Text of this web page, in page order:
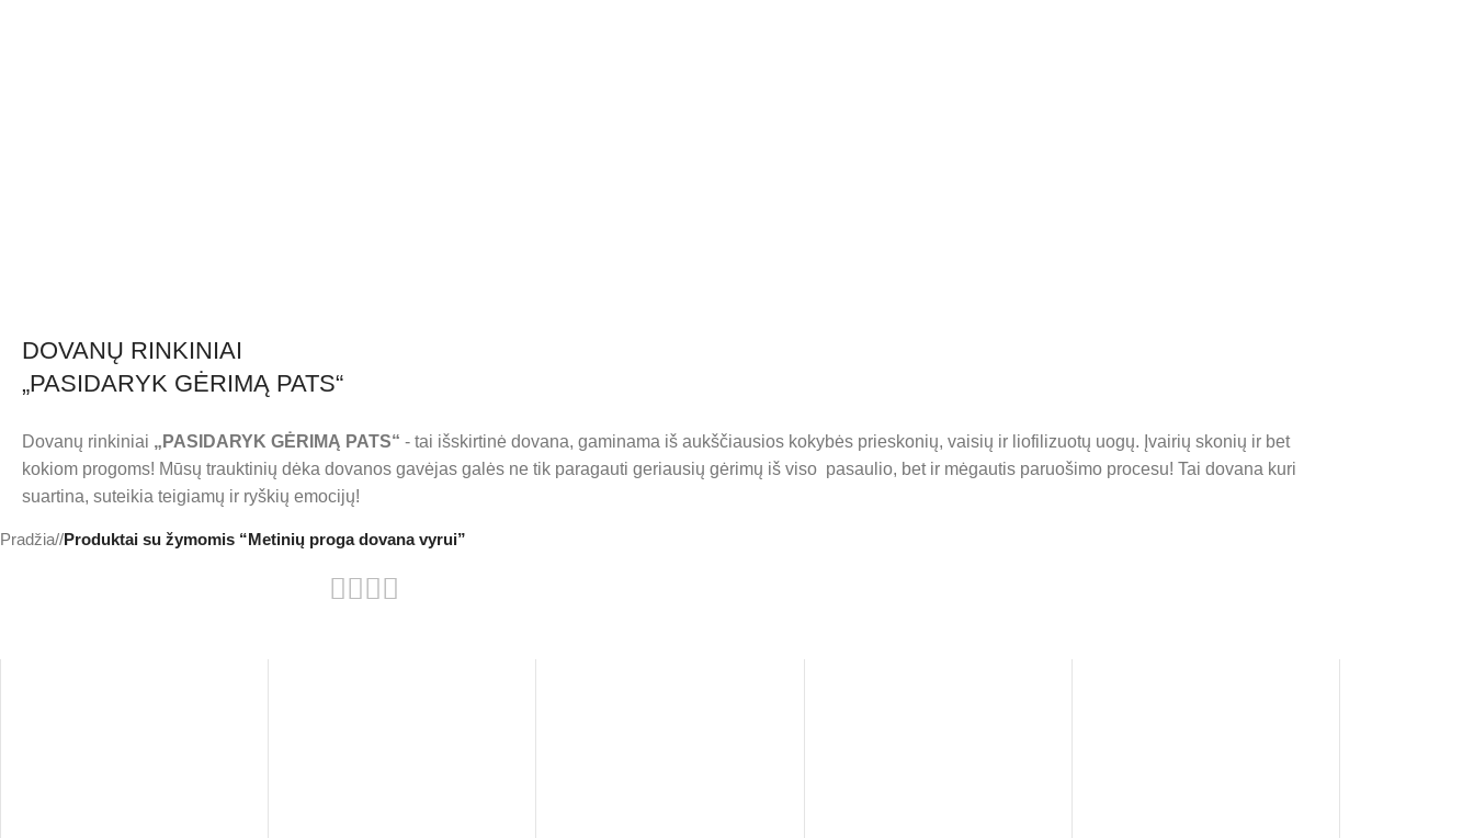
DOVANŲ RINKINIAI
„PASIDARYK GĖRIMĄ PATS“
Dovanų rinkiniai „PASIDARYK GĖRIMĄ PATS“ - tai išskirtinė dovana, gaminama iš aukščiausios kokybės prieskonių, vaisių ir liofilizuotų uogų. Įvairių skonių ir bet
kokiom progoms! Mūsų trauktinių dėka dovanos gavėjas galės ne tik paragauti geriausių gėrimų iš viso pasaulio, bet ir mėgautis paruošimo procesu! Tai dovana kuri
suartina, suteikia teigiamų ir ryškių emocijų!
Pradžia/ Produktai su žymomis “Metinių proga dovana vyrui”